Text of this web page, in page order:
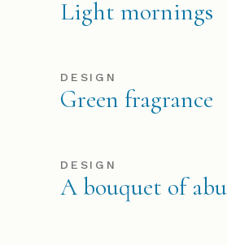
Light mornings
DESIGN
Green fragrance
DESIGN
A bouquet of